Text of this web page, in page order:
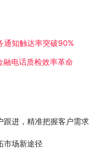
通知触达率突破90%
融电话质检效率革命​
跟进，精准把握客户需求
市场新途径